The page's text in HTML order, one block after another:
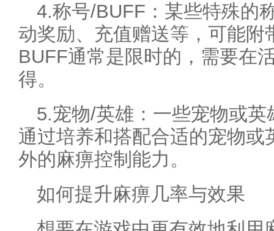
4.称号/BUFF：某些特殊的
动奖励、充值赠送等，可能附
BUFF通常是限时的，需要在
得。
5.宠物/英雄：一些宠物或
通过培养和搭配合适的宠物或
外的麻痹控制能力。
如何提升麻痹几率与效果